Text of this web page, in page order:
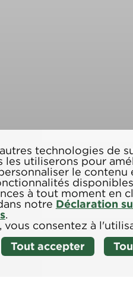
technologies de
les utiliserons pour
le
à tout moment en
notre Déclaration
.
consentez à
Tout accepter